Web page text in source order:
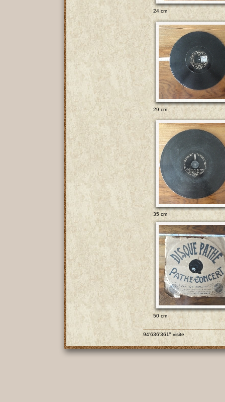
24 cm
29 cm
35 cm
50 cm
94'636'361e visite